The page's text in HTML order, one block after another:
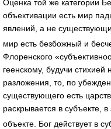
Оценка той же категории
объективации есть мир
явлений, а не
мир есть безбожный и
Флоренского
геенскому, будучи стихией
разложения, то, по
существующего есть
раскрывается в субъекте,
объекте. Бог действует в